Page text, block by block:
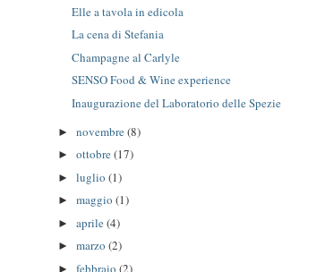
Elle a tavola in edicola
La cena di Stefania
Champagne al Carlyle
SENSO Food & Wine experience
Inaugurazione del Laboratorio delle Spezie
► novembre(8)
► ottobre(17)
► luglio (1)
► maggio (1)
► aprile(4)
► marzo (2)
► febbraio (2)